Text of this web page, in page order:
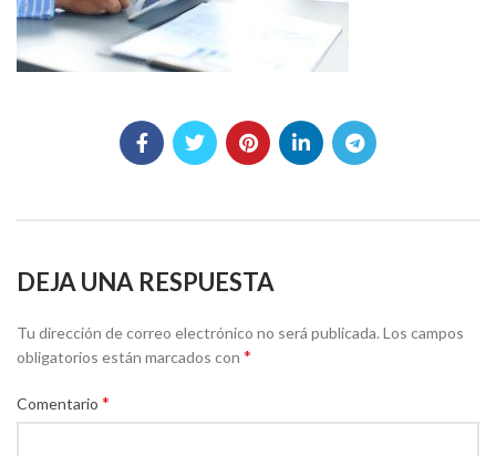
DEJA UNA RESPUESTA
Tu dirección de correo electrónico no será publicada. Los campos
obligatorios están marcados con *
Comentario *